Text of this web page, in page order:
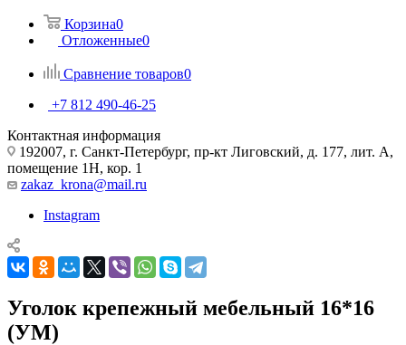
Корзина0
Отложенные0
Сравнение товаров0
+7 812 490-46-25
Контактная информация
192007, г. Санкт-Петербург, пр-кт Лиговский, д. 177, лит. А,
помещение 1Н, кор. 1
zakaz_krona@mail.ru
Instagram
Уголок крепежный мебельный 16*16
(УМ)